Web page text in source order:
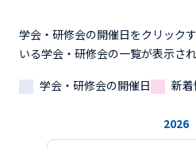
学会・研修会の開催日をクリック
いる学会・研修会の一覧が表示され
学会・研修会の開催日
新
2026